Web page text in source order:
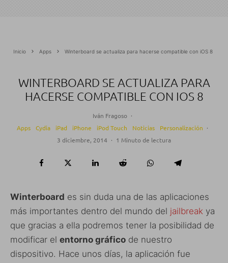
Inicio Apps Winterboard se actualiza para hacerse compatible con iOS 8
WINTERBOARD SE ACTUALIZA PARA
HACERSE COMPATIBLE CON IOS 8
Iván Fragoso ·
Apps
Cydia iPad iPhone iPod Touch Noticias Personalización ·
3 diciembre, 2014 · 1 Minuto de lectura
Winterboard es sin duda una de las aplicaciones
más importantes dentro del mundo del jailbreak ya
que gracias a ella podremos tener la posibilidad de
modificar el entorno gráfico de nuestro
dispositivo. Hace unos días, la aplicación fue